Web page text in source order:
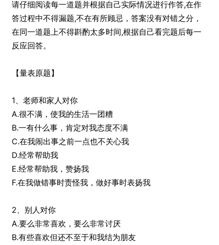
请仔细阅读每一道题并根据自己实际情况进行作答,在作
答过程中不得漏题,不在有所顾忌，答案没有对错之分，
在同一道题上不得斟酌太多时间,根据自己看完题后每一
反应回答。
【量表原题】
1、老师和家人对你
A.很不满，使我的生活一团糟
B.一有什么事，肯定对我态度不满
C.在我闹出事之前一点也不关心我
D.经常帮助我
E.经常帮助我，赞扬我
F.在我做错事时责怪我，做好事时表扬我
2、别人对你
A.要么非常喜欢，要么非常讨厌
B.有些喜欢但还不至于和我结为朋友